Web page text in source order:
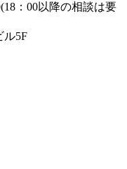
：00以降の相談は要
ル5F